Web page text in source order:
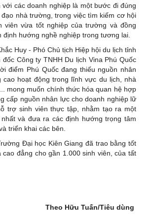
với các doanh nghiệp là một bước đi đúng
nhà trường, trong việc tìm kiếm cơ hội
viên vừa tốt nghiệp của trường và đồng
định hướng nghề nghiệp trong tương lai.
Huy - Phó Chủ tịch Hiệp hội du lịch tỉnh
đốc Công ty TNHH Du lịch Vina Phú Quốc
điểm Phú Quốc đang thiếu nguồn nhân
cao hoạt động trong lĩnh vực du lịch, nhà
mong muốn chính thức hóa quan hệ hợp
cấp nguồn nhân lực cho doanh nghiệp lữ
trợ sinh viên thực tập, nhằm tạo ra một
và đưa ra các định hướng trọng tâm
triển khai các bên.
Đại học Kiên Giang đã trao bằng tốt
cao đẳng cho gần 1.000 sinh viên, của tất
Theo Hữu Tuấn/Tiêu dùng